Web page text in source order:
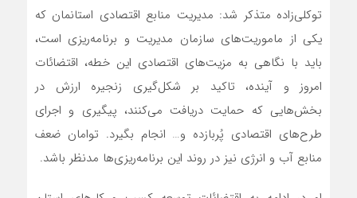
توکلی‌زاده متذکر شد: مدیریت منابع اقتصادی استانمان که
یکی از ماموریت‌های سازمان مدیریت و برنامه‌ریزی است،
باید با نگاهی به مزیت‌های اقتصادی این خطه، اقتضائات
امروز و آینده، تاکید بر شکل‌گیری زنجیره ارزش در
بخش‌هایی که حمایت دریافت می‌کنند، پیگیری و اجرای
طرح‌های اقتصادی پُربازده و… انجام بگیرد. توامان ضعف
منابع آب و انرژی نیز در روند این برنامه‌ریزی‌ها مدنظر باشد.